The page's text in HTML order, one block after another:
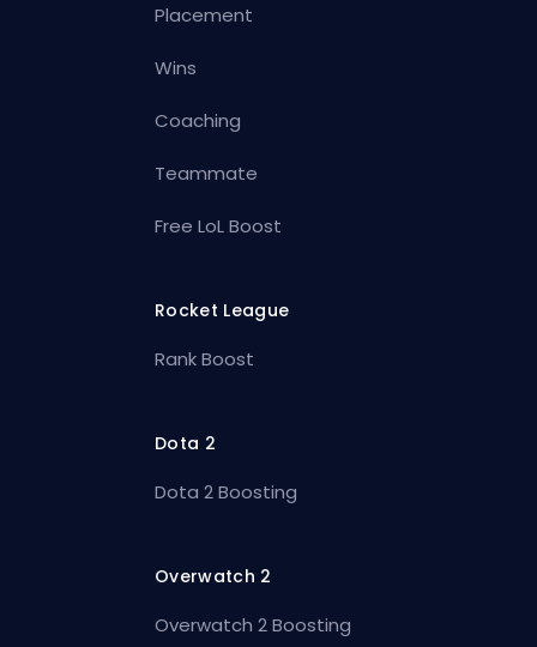
Placement
Wins
Coaching
Teammate
Free LoL Boost
Rocket League
Rank Boost
Dota 2
Dota 2 Boosting
Overwatch 2
Overwatch 2 Boosting